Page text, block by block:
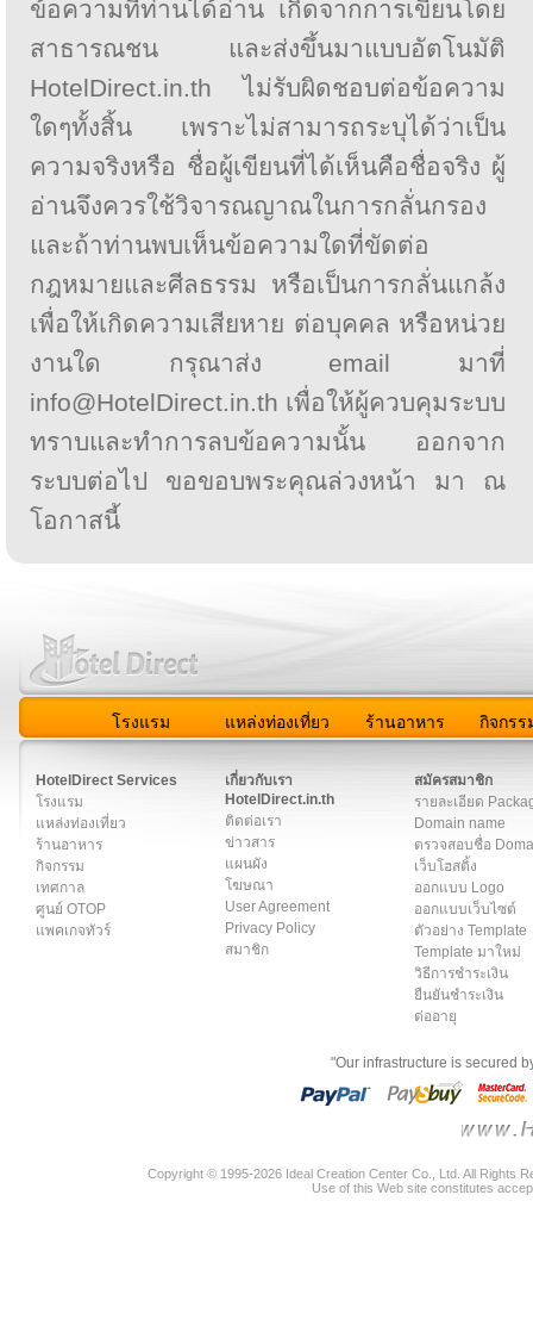
ข้อความที่ท่านได้อ่าน เกิดจากการเขียนโดย
สาธารณชน และส่งขึ้นมาแบบอัตโนมัติ
HotelDirect.in.th ไม่รับผิดชอบต่อข้อความ
ใดๆทั้งสิ้น เพราะไม่สามารถระบุได้ว่าเป็น
ความจริงหรือ ชื่อผู้เขียนที่ได้เห็นคือชื่อจริง ผู้
อ่านจึงควรใช้วิจารณญาณในการกลั่นกรอง
และถ้าท่านพบเห็นข้อความใดที่ขัดต่อ
กฎหมายและศีลธรรม หรือเป็นการกลั่นแกล้ง
เพื่อให้เกิดความเสียหาย ต่อบุคคล หรือหน่วย
งานใด กรุณาส่ง email มาที่
info@HotelDirect.in.th เพื่อให้ผู้ควบคุมระบบ
ทราบและทำการลบข้อความนั้น ออกจาก
ระบบต่อไป ขอขอบพระคุณล่วงหน้า มา ณ
โอกาสนี้
โรงแรม แหล่งท่องเที่ยว ร้านอาหาร กิจกรร
HotelDirect Services
โรงแรม
แหล่งท่องเที่ยว
ร้านอาหาร
กิจกรรม
เทศกาล
ศูนย์ OTOP
แพคเกจทัวร์
เกี่ยวกับเรา
HotelDirect.in.th
ติดต่อเรา
ข่าวสาร
แผนผัง
โฆษณา
User Agreement
Privacy Policy
สมาชิก
สมัครสมาชิก
รายละเอียด
Domain name
ตรวจสอบชื่อ
เว็บโฮสติ้ง
ออกแบบ Logo
ออกแบบเว็บไซต์
ตัวอย่าง Template
Template มาใหม่
วิธีการชำระเงิน
ยืนยันชำระเงิน
ต่ออายุ
"Our infrastructure is secured
Copyright © 1995-2026 Ideal Creation Center Co., Ltd. All Rights
Use of this Web site constitutes